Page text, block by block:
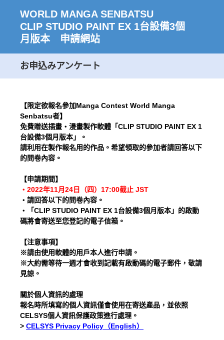
WORLD MANGA SENBATSU
CLIP STUDIO PAINT EX 1台設備3個
月版本 申請網站
お申込みアンケート
【限定欲報名參加Manga Contest World Manga
Senbatsu者】
免費贈送插畫・漫畫製作軟體「CLIP STUDIO PAINT EX 1
台設備3個月版本」。
請利用在製作報名用的作品。希望領取的參加者請回答以下
的問卷內容。
【申請期間】
・2022年11月24日（四）17:00截止 JST
・請回答以下的問卷內容。
・「CLIP STUDIO PAINT EX 1台設備3個月版本」的啟動
碼將會寄送至您登記的電子信箱。
【注意事項】
※請由使用軟體的用戶本人進行申請。
※大約需等待一週才會收到記載有啟動碼的電子郵件，敬請
見諒。
關於個人資訊的處理
報名時所填寫的個人資訊僅會使用在寄送產品，並依照
CELSYS個人資訊保護政策進行處理。
> CELSYS Privacy Policy（English）